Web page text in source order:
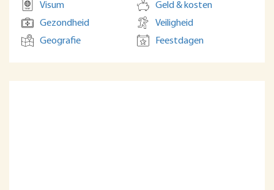
Visum
Gezondheid
Geografie
Geld & kosten
Veiligheid
Feestdagen